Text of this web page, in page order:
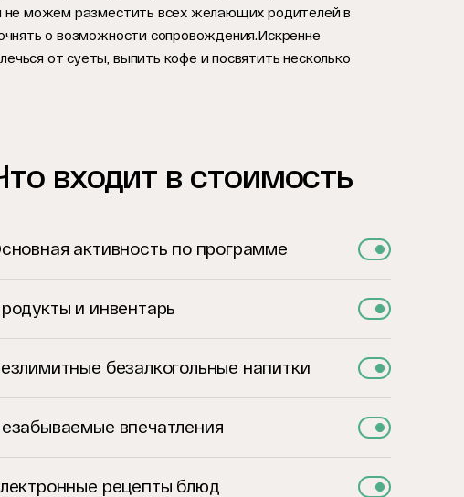
не можем разместить всех желающих родителей в
о возможности сопровождения.Искренне
от суеты, выпить кофе и посвятить несколько
входит в стоимость
активность по программе
и инвентарь
безалкогольные напитки
впечатления
рецепты блюд